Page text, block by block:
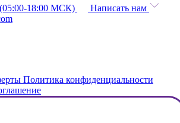
18:00 МСК)
Написать нам
Политика конфиденциальности